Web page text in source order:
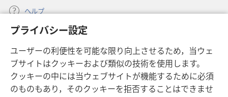
プライバシー設定
ユーザーの利便性を可能な限り向上させるため，当ウェ
ブサイトはクッキーおよび類似の技術を使用します。
クッキーの中には当ウェブサイトが機能するために必須
のものもあり，そのクッキーを拒否することはできませ
ヘルプ
寄付
し
い
タ
ブ
で
ものみの塔 オンライン・ライブラリー
（新
し
い
JW Hub ®
（新